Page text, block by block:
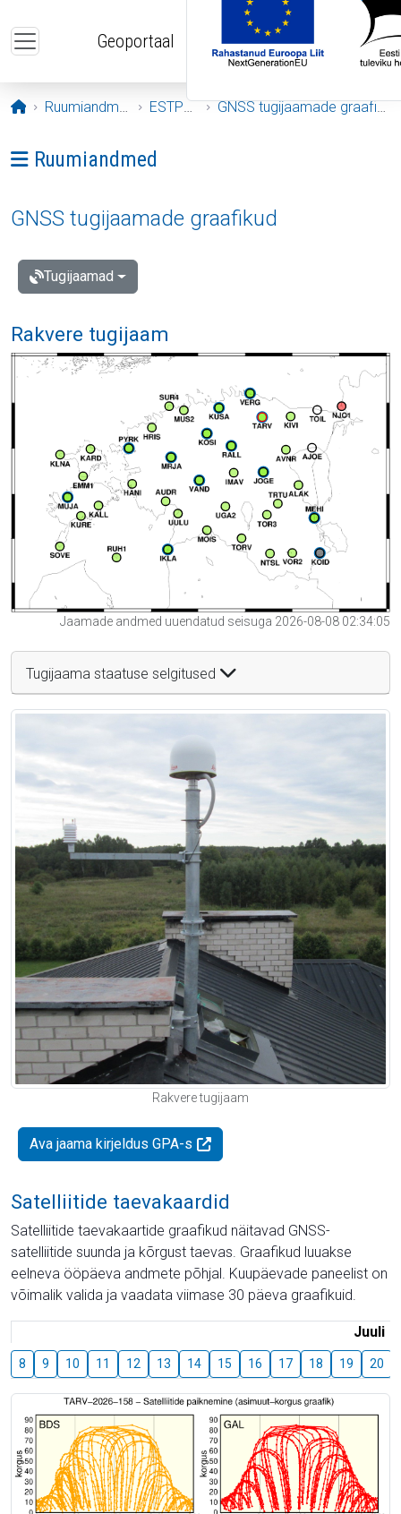
Geoportaal
Avaleht
Ruumiandmed ESTPOS GNSS tugijaamade graafikud
Ava menüü: Ruumiandmed
Ruumiandmed
GNSS tugijaamade graafikud
Tugijaamad
Rakvere tugijaam
Jaamade andmed uuendatud seisuga 2026-08-08 02:34:05
Tugijaama staatuse selgitused
Rakvere tugijaam
Ava jaama kirjeldus GPA-s
Satelliitide taevakaardid
Satelliitide taevakaartide graafikud näitavad GNSS-
satelliitide suunda ja kõrgust taevas. Graafikud luuakse
eelneva ööpäeva andmete põhjal. Kuupäevade paneelist on
võimalik valida ja vaadata viimase 30 päeva graafikuid.
Juuli
8 9 10 11 12 13 14 15 16 17 18 19 20